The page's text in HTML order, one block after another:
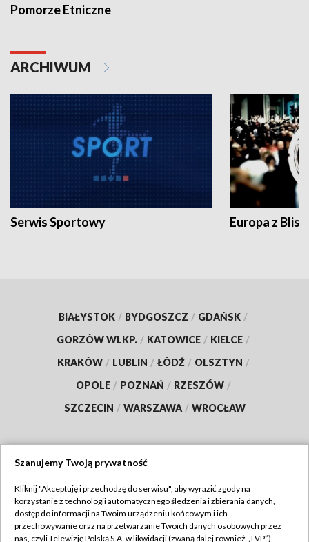
Pomorze Etniczne
ARCHIWUM
Serwis Sportowy Europa z
BIAŁYSTOK / BYDGOSZCZ / GDAŃSK /
GORZÓW WLKP. / KATOWICE / KIELCE /
KRAKÓW / LUBLIN / ŁÓDŹ / OLSZTYN /
OPOLE / POZNAŃ / RZESZÓW /
SZCZECIN / WARSZAWA / WROCŁAW
TVP
Abonament TVP
Regulamin TVP
Szanujemy Twoją prywatność
Kliknij "Akceptuję i przechodzę do serwisu", aby wyrazić zgody na
korzystanie z technologii automatycznego śledzenia i zbierania danych,
dostęp do informacji na Twoim urządzeniu końcowym i ich
przechowywanie oraz na przetwarzanie Twoich danych osobowych przez
nas, czyli Telewizję Polską S.A. w likwidacji (zwaną dalej również „TVP”),